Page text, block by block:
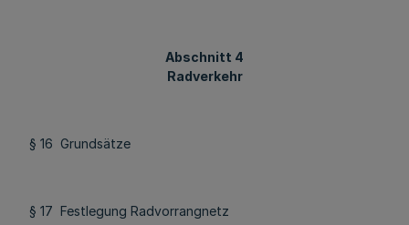
Abschnitt 4
Radverkehr
§ 16 Grundsätze
§ 17 Festlegung Radvorrangnetz